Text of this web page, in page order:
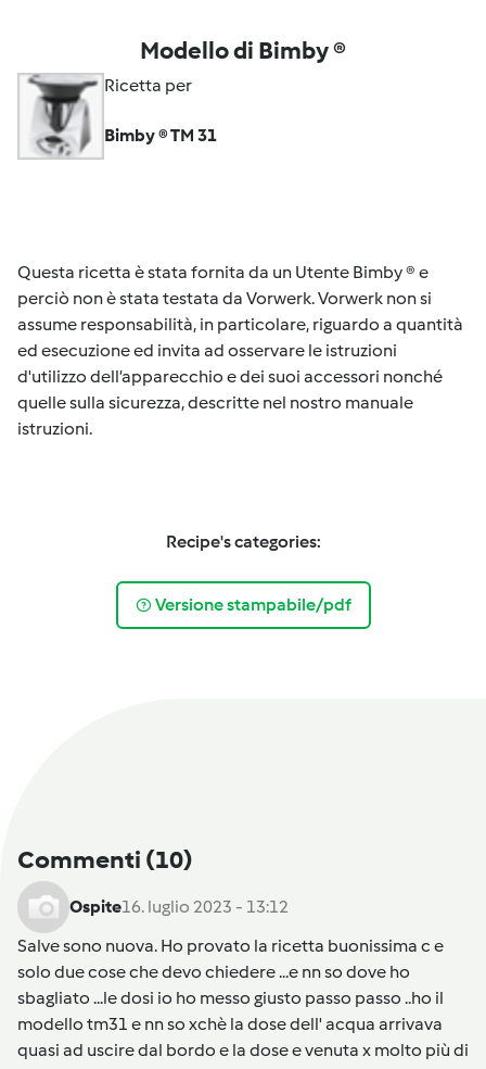
Modello di Bimby ®
Ricetta per
Bimby ® TM 31
Questa ricetta è stata fornita da un Utente Bimby ® e
perciò non è stata testata da Vorwerk. Vorwerk non si
assume responsabilità, in particolare, riguardo a quantità
ed esecuzione ed invita ad osservare le istruzioni
d'utilizzo dell’apparecchio e dei suoi accessori nonché
quelle sulla sicurezza, descritte nel nostro manuale
istruzioni.
Recipe's categories:
Versione stampabile/pdf
Commenti (10)
Ospite16. luglio 2023 - 13:12
Salve sono nuova. Ho provato la ricetta buonissima c e
solo due cose che devo chiedere ...e nn so dove ho
sbagliato ...le dosi io ho messo giusto passo passo ..ho il
modello tm31 e nn so xchè la dose dell' acqua arrivava
quasi ad uscire dal bordo e la dose e venuta x molto più di